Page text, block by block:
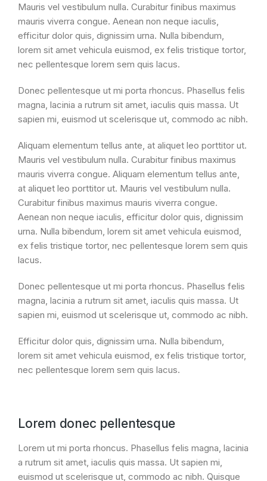
Mauris vel vestibulum nulla. Curabitur finibus maximus
mauris viverra congue. Aenean non neque iaculis,
efficitur dolor quis, dignissim urna. Nulla bibendum,
lorem sit amet vehicula euismod, ex felis tristique tortor,
nec pellentesque lorem sem quis lacus.
Donec pellentesque ut mi porta rhoncus. Phasellus felis
magna, lacinia a rutrum sit amet, iaculis quis massa. Ut
sapien mi, euismod ut scelerisque ut, commodo ac nibh.
Aliquam elementum tellus ante, at aliquet leo porttitor ut.
Mauris vel vestibulum nulla. Curabitur finibus maximus
mauris viverra congue. Aliquam elementum tellus ante,
at aliquet leo porttitor ut. Mauris vel vestibulum nulla.
Curabitur finibus maximus mauris viverra congue.
Aenean non neque iaculis, efficitur dolor quis, dignissim
urna. Nulla bibendum, lorem sit amet vehicula euismod,
ex felis tristique tortor, nec pellentesque lorem sem quis
lacus.
Donec pellentesque ut mi porta rhoncus. Phasellus felis
magna, lacinia a rutrum sit amet, iaculis quis massa. Ut
sapien mi, euismod ut scelerisque ut, commodo ac nibh.
Efficitur dolor quis, dignissim urna. Nulla bibendum,
lorem sit amet vehicula euismod, ex felis tristique tortor,
nec pellentesque lorem sem quis lacus.
Lorem donec pellentesque
Lorem ut mi porta rhoncus. Phasellus felis magna, lacinia
a rutrum sit amet, iaculis quis massa. Ut sapien mi,
euismod ut scelerisque ut, commodo ac nibh. Quisque